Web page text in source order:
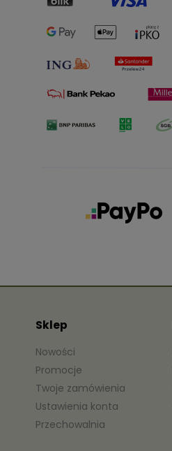
Sklep
Nowości
Promocje
Twoje zamówienia
Ustawienia konta
Przechowalnia